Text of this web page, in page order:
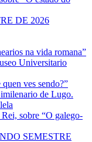
DE 2026
na vida romana”
Universitario
ves sendo?”
de Lugo.
sobre “O galego-
SEMESTRE